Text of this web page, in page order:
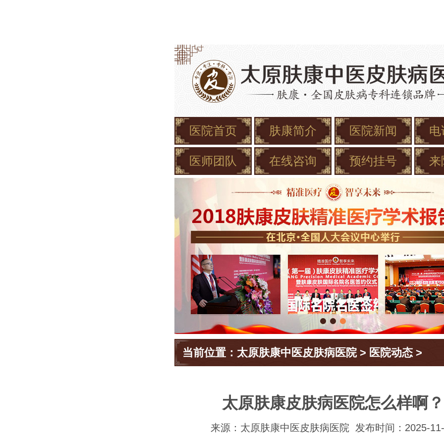
医院首页 肤康简介 医院新闻 电
医师团队 在线咨询 预约挂号 来
当前位置： 太原肤康中医皮肤病医院> 医院动态 >
太原肤康皮肤病医院怎么样啊？
来源：太原肤康中医皮肤病医院 发布时间：2025-